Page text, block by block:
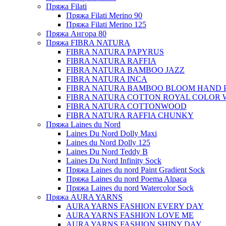
Пряжа Filati
Пряжа Filati Merino 90
Пряжа Filati Merino 125
Пряжа Ангора 80
Пряжа FIBRA NATURA
FIBRA NATURA PAPYRUS
FIBRA NATURA RAFFIA
FIBRA NATURA BAMBOO JAZZ
FIBRA NATURA INCA
FIBRA NATURA BAMBOO BLOOM HAND
FIBRA NATURA COTTON ROYAL COLOR
FIBRA NATURA COTTONWOOD
FIBRA NATURA RAFFIA CHUNKY
Пряжа Laines du Nord
Laines Du Nord Dolly Maxi
Laines du Nord Dolly 125
Laines Du Nord Teddy B
Laines Du Nord Infinity Sock
Пряжа Laines du nord Paint Gradient Sock
Пряжа Laines du nord Poema Alpaca
Пряжа Laines du nord Watercolor Sock
Пряжа AURA YARNS
AURA YARNS FASHION EVERY DAY
AURA YARNS FASHION LOVE ME
AURA YARNS FASHION SHINY DAY